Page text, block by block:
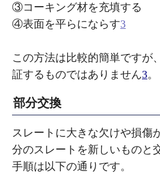
③コーキング材を充填する
④表面を平らにならす3
この方法は比較的簡単ですが
証するものではありません3。
部分交換
スレートに大きな欠けや損傷
分のスレートを新しいものと
手順は以下の通りです。